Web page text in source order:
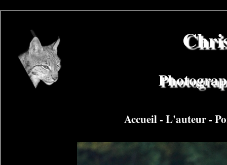
Accueil-L'auteur-